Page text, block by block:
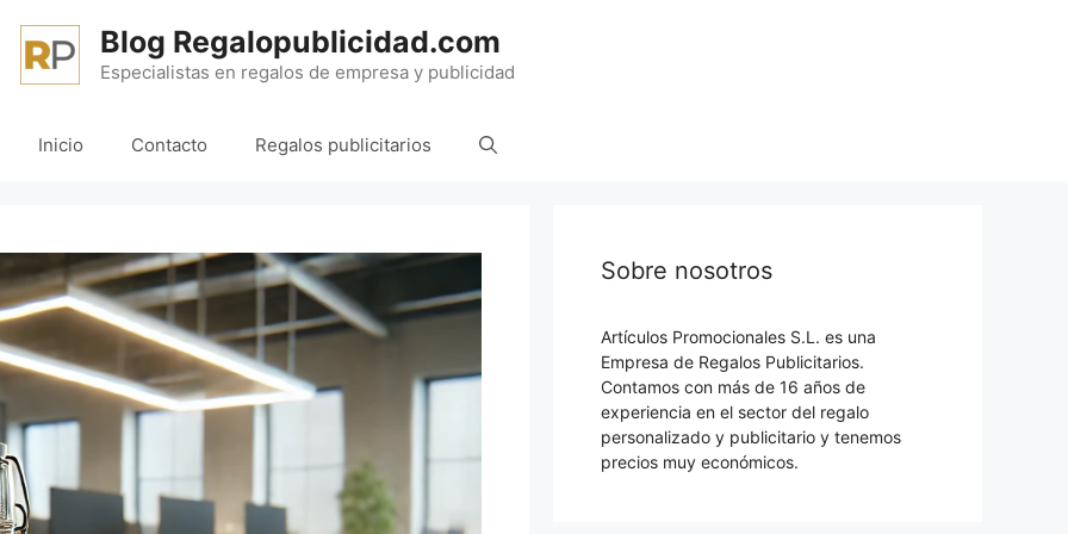
Blog Regalopublicidad.com
Especialistas en regalos de empresa y publicidad
Inicio Contacto Regalos publicitarios
Sobre nosotros
Artículos Promocionales S.L. es una
Empresa de Regalos Publicitarios.
Contamos con más de 16 años de
experiencia en el sector del regalo
personalizado y publicitario y tenemos
precios muy económicos.